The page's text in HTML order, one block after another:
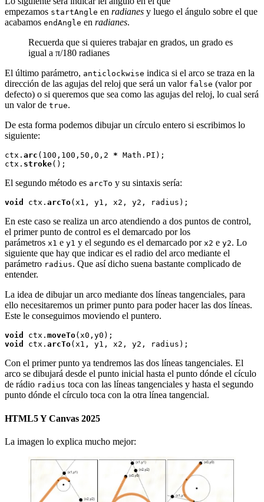
empezamos startAngle en radianes y luego el ángulo sobre el que
acabamos endAngle en radianes.
Recuerda que si quieres trabajar en grados, un grado es
igual a π/180 radianes
El último parámetro, anticlockwise indica si el arco se traza en la
dirección de las agujas del reloj que será un valor false (valor por
defecto) o si queremos que sea como las agujas del reloj, lo cual será
un valor de true.
De esta forma podemos dibujar un círculo entero si escribimos lo
siguiente:
ctx. arc (100,100,50,0,2 * Math.PI);
ctx. stroke
El segundo método es arcTo y su sintaxis sería:
void ctx. arcTo
En este caso se realiza un arco atendiendo a dos puntos de control,
el primer punto de control es el demarcado por los
parámetros x1 e y1 y el segundo es el demarcado por x2 e y2. Lo
siguiente que hay que indicar es el radio del arco mediante el
parámetro radius. Que así dicho suena bastante complicado de
entender.
La idea de dibujar un arco mediante dos líneas tangenciales, para
ello necesitaremos un primer punto para poder hacer las dos líneas.
Este le conseguimos moviendo el puntero.
void ctx. moveTo
void
ctx. arcTo
Con el primer punto ya tendremos las dos líneas tangenciales. El
arco se dibujará desde el punto inicial hasta el punto dónde el cículo
de rádio radius toca con las líneas tangenciales y hasta el segundo
punto dónde el círculo toca con la otra línea tangencial.
HTML5 Y Canvas 2025
La imagen lo explica mucho mejor: